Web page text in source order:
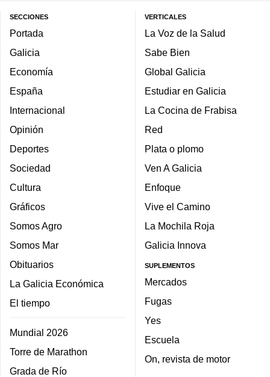
SECCIONES
Portada
Galicia
Economía
España
Internacional
Opinión
Deportes
Sociedad
Cultura
Gráficos
Somos Agro
Somos Mar
Obituarios
La Galicia Económica
El tiempo
Mundial 2026
Torre de Marathon
Grada de Río
VERTICALES
La Voz de la Salud
Sabe Bien
Global Galicia
Estudiar en Galicia
La Cocina de Frabisa
Red
Plata o plomo
Ven A Galicia
Enfoque
Vive el Camino
La Mochila Roja
Galicia Innova
SUPLEMENTOS
Mercados
Fugas
Yes
Escuela
On, revista de motor